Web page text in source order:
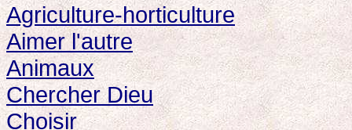
Agriculture-horticulture
Aimer l'autre
Animaux
Chercher Dieu
Choisir